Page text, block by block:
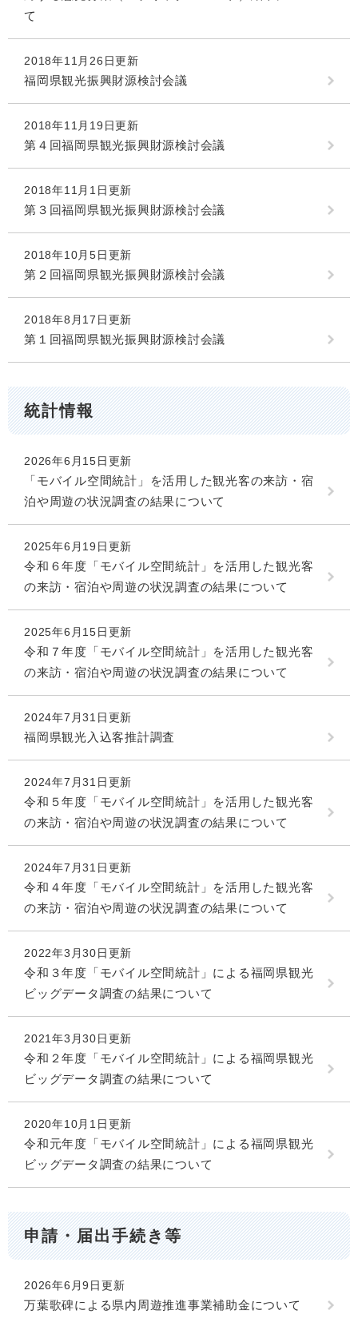
て
2018年11月26日更新
福岡県観光振興財源検討会議
2018年11月19日更新
第４回福岡県観光振興財源検討会議
2018年11月1日更新
第３回福岡県観光振興財源検討会議
2018年10月5日更新
第２回福岡県観光振興財源検討会議
2018年8月17日更新
第１回福岡県観光振興財源検討会議
統計情報
2026年6月15日更新
「モバイル空間統計」を活用した観光客の来訪・宿
泊や周遊の状況調査の結果について
2025年6月19日更新
令和６年度「モバイル空間統計」を活用した観光客
の来訪・宿泊や周遊の状況調査の結果について
2025年6月15日更新
令和７年度「モバイル空間統計」を活用した観光客
の来訪・宿泊や周遊の状況調査の結果について
2024年7月31日更新
福岡県観光入込客推計調査
2024年7月31日更新
令和５年度「モバイル空間統計」を活用した観光客
の来訪・宿泊や周遊の状況調査の結果について
2024年7月31日更新
令和４年度「モバイル空間統計」を活用した観光客
の来訪・宿泊や周遊の状況調査の結果について
2022年3月30日更新
令和３年度「モバイル空間統計」による福岡県観光
ビッグデータ調査の結果について
2021年3月30日更新
令和２年度「モバイル空間統計」による福岡県観光
ビッグデータ調査の結果について
2020年10月1日更新
令和元年度「モバイル空間統計」による福岡県観光
ビッグデータ調査の結果について
申請・届出手続き等
2026年6月9日更新
万葉歌碑による県内周遊推進事業補助金について